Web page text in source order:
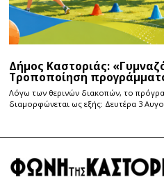
Δήμος Καστοριάς:
Τροποποίηση
Λόγω των θερινών διακοπών, το
διαμορφώνεται ως εξής: Δευτέρα 3